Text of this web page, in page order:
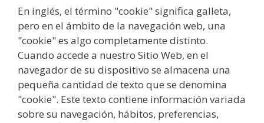
En inglés, el término "cookie" significa galleta,
pero en el ámbito de la navegación web, una
"cookie" es algo completamente distinto.
Cuando accede a nuestro Sitio Web, en el
navegador de su dispositivo se almacena una
pequeña cantidad de texto que se denomina
"cookie". Este texto contiene información variada
sobre su navegación, hábitos, preferencias,